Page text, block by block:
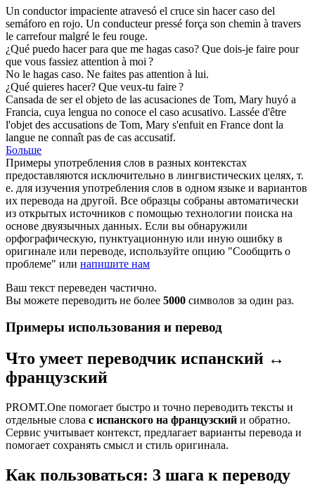
Un conductor impaciente atravesó el cruce sin hacer caso del
semáforo en rojo. Un conducteur pressé força son chemin à travers
le carrefour malgré le feu rouge.
¿Qué puedo hacerpara que me hagas caso? Que dois-je faire pour
que vous fassiez attention à moi ?
No le hagas caso. Ne faites pas attention à lui.
¿Qué quieres hacer? Que veux-tu faire?
Cansada de ser el objeto de las acusaciones de Tom, Mary huyó a
Francia, cuya lengua no conoce el caso acusativo. Lassée d'être
l'objet des accusations de Tom, Mary s'enfuit en France dont la
langue ne connaît pas de cas accusatif.
Больше
Примеры употребления слов в разных контекстах
предоставляются исключительно в лингвистических целях, т.
е. для изучения употребления слов в одном языке и вариантов
их перевода на другой. Все образцы собраны автоматически
из открытых источников с помощью технологии поиска на
основе двуязычных данных. Если вы обнаружили
орфографическую, пунктуационную или иную ошибку в
оригинале или переводе, используйте опцию "Сообщить о
проблеме" или напишите нам
Ваш текст переведен частично.
Вы можете переводить не более 5000 символов за один раз.
Примеры использования и перевод
Что умеет переводчик испанский ↔
французский
PROMT.One помогает быстро и точно переводить тексты и
отдельные слова с испанского на французский и обратно.
Сервис учитывает контекст, предлагает варианты перевода и
помогает сохранять смысл и стиль оригинала.
Как пользоваться: 3 шага к переводу